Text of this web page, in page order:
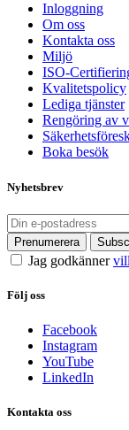
Inloggning
Om oss
Kontakta oss
Miljö
ISO-
Kvalitetspolicy
Lediga tjänster
Rengöring av
Boka besök
Nyhetsbrev
Jag godkänner
Följ oss
Facebook
Instagram
YouTube
LinkedIn
Kontakta oss